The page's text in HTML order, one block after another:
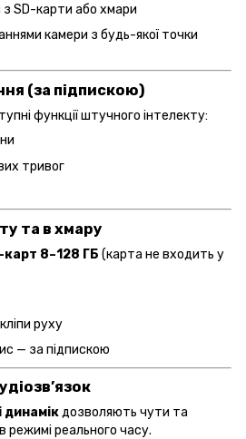
SD-карти або хмари
камери з будь-якої точки
(за підпискою)
функції штучного інтелекту:
тривог
та в хмару
8–128 ГБ (карта не входить у
руху
— за підпискою
динамікдозволяють чути та
режимі реального часу.